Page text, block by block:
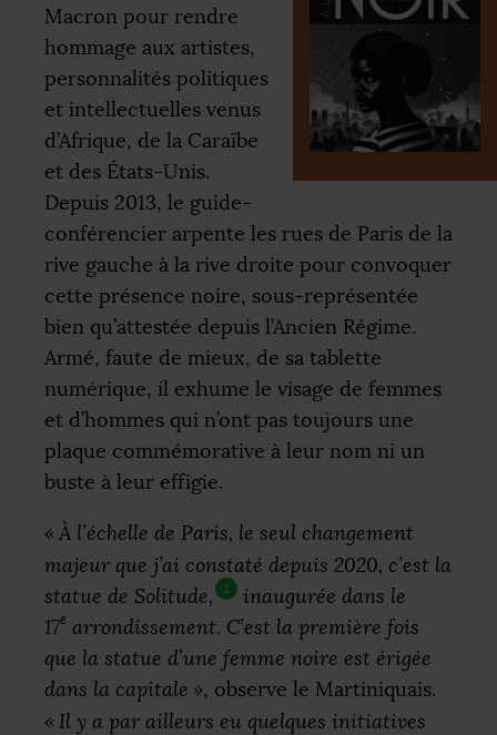
Macron pour rendre
hommage aux artistes,
personnalités politiques
et intellectuelles venus
d’Afrique, de la Caraïbe
et des États-Unis.
Depuis 2013, le guide-
conférencier arpente les rues de Paris de la
rive gauche à la rive droite pour convoquer
cette présence noire, sous-représentée
bien qu’attestée depuis l’Ancien Régime.
Armé, faute de mieux, de sa tablette
numérique, il exhume le visage de femmes
et d’hommes qui n’ont pas toujours une
plaque commémorative à leur nom ni un
buste à leur effigie.
« À l’échelle de Paris, le seul changement
majeur que j’ai constaté depuis 2020, c’est la
statue de Solitude,
1
inaugurée dans le
17e arrondissement. C’est la première fois
que la statue d’une femme noire est érigée
dans la capitale », observe le Martiniquais.
« Il y a par ailleurs eu quelques initiatives